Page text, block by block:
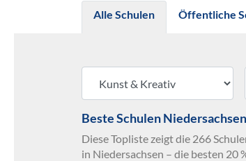
Alle Schulen Öffentliche
Beste Schulen
Diese Topliste zeigt die 266
in Niedersachsen – die besten 20